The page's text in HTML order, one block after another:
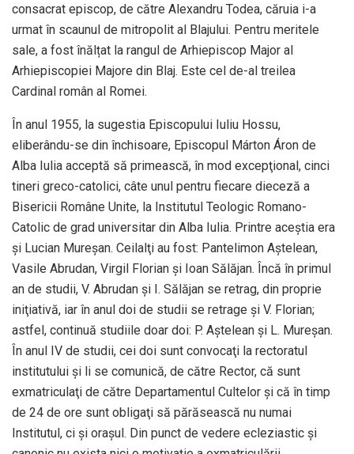
consacrat episcop, de către Alexandru Todea, căruia i-a
urmat în scaunul de mitropolit al Blajului. Pentru meritele
sale, a fost înălțat la rangul de Arhiepiscop Major al
Arhiepiscopiei Majore din Blaj. Este cel de-al treilea
Cardinal român al Romei.
În anul 1955, la sugestia Episcopului Iuliu Hossu,
eliberându-se din închisoare, Episcopul Márton Áron de
Alba Iulia acceptă să primească, în mod excepţional, cinci
tineri greco-catolici, câte unul pentru fiecare dieceză a
Bisericii Române Unite, la Institutul Teologic Romano-
Catolic de grad universitar din Alba Iulia. Printre aceştia era
şi Lucian Mureşan. Ceilalţi au fost: Pantelimon Aştelean,
Vasile Abrudan, Virgil Florian şi Ioan Sălăjan. Încă în primul
an de studii, V. Abrudan şi I. Sălăjan se retrag, din proprie
iniţiativă, iar în anul doi de studii se retrage şi V. Florian;
astfel, continuă studiile doar doi: P. Aştelean şi L. Mureşan.
În anul IV de studii, cei doi sunt convocaţi la rectoratul
institutului şi li se comunică, de către Rector, că sunt
exmatriculaţi de către Departamentul Cultelor şi că în timp
de 24 de ore sunt obligaţi să părăsească nu numai
Institutul, ci şi oraşul. Din punct de vedere ecleziastic şi